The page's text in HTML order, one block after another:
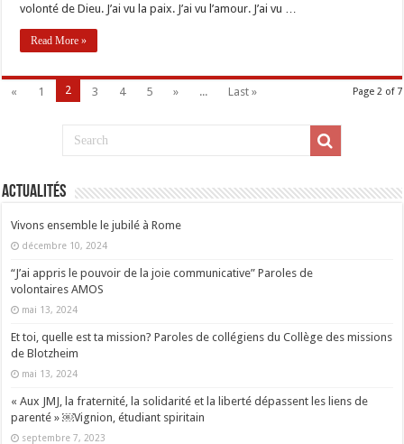
volonté de Dieu. J’ai vu la paix. J’ai vu l’amour. J’ai vu …
Read More »
Page 2 of 7
« 1 2 3 4 5 » ... Last »
Actualités
Vivons ensemble le jubilé à Rome
décembre 10, 2024
“J’ai appris le pouvoir de la joie communicative” Paroles de
volontaires AMOS
mai 13, 2024
Et toi, quelle est ta mission? Paroles de collégiens du Collège des missions
de Blotzheim
mai 13, 2024
« Aux JMJ, la fraternité, la solidarité et la liberté dépassent les liens de
parenté » ￼Vignion, étudiant spiritain
septembre 7, 2023